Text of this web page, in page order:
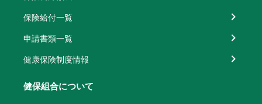
保険給付一覧
申請書類一覧
健康保険制度情報
健保組合について